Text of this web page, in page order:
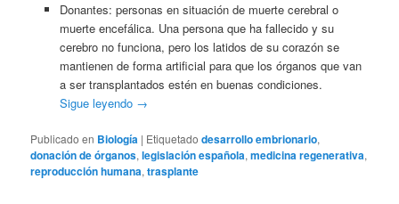
Donantes: personas en situación de muerte cerebral o
muerte encefálica. Una persona que ha fallecido y su
cerebro no funciona, pero los latidos de su corazón se
mantienen de forma artificial para que los órganos que van
a ser transplantados estén en buenas condiciones.
Sigue leyendo →
Publicado en Biología | Etiquetado desarrollo embrionario,
donación de órganos,legislación española,medicina regenerativa,
reproducción humana,trasplante